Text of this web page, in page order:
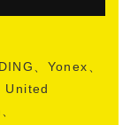
、Yonex、
United